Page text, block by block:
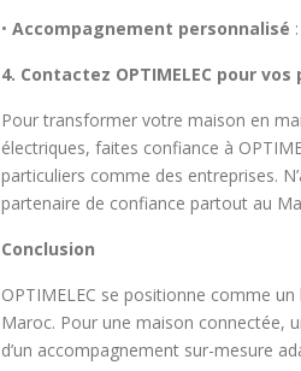
• Accompagnement personnalisé
4. Contactez OPTIMELEC pour
Pour transformer votre maison en
électriques, faites confiance à
particuliers comme des entreprises.
partenaire de confiance partout au
Conclusion
OPTIMELEC se positionne comme
Maroc. Pour une maison connectée,
d’un accompagnement sur-mesure